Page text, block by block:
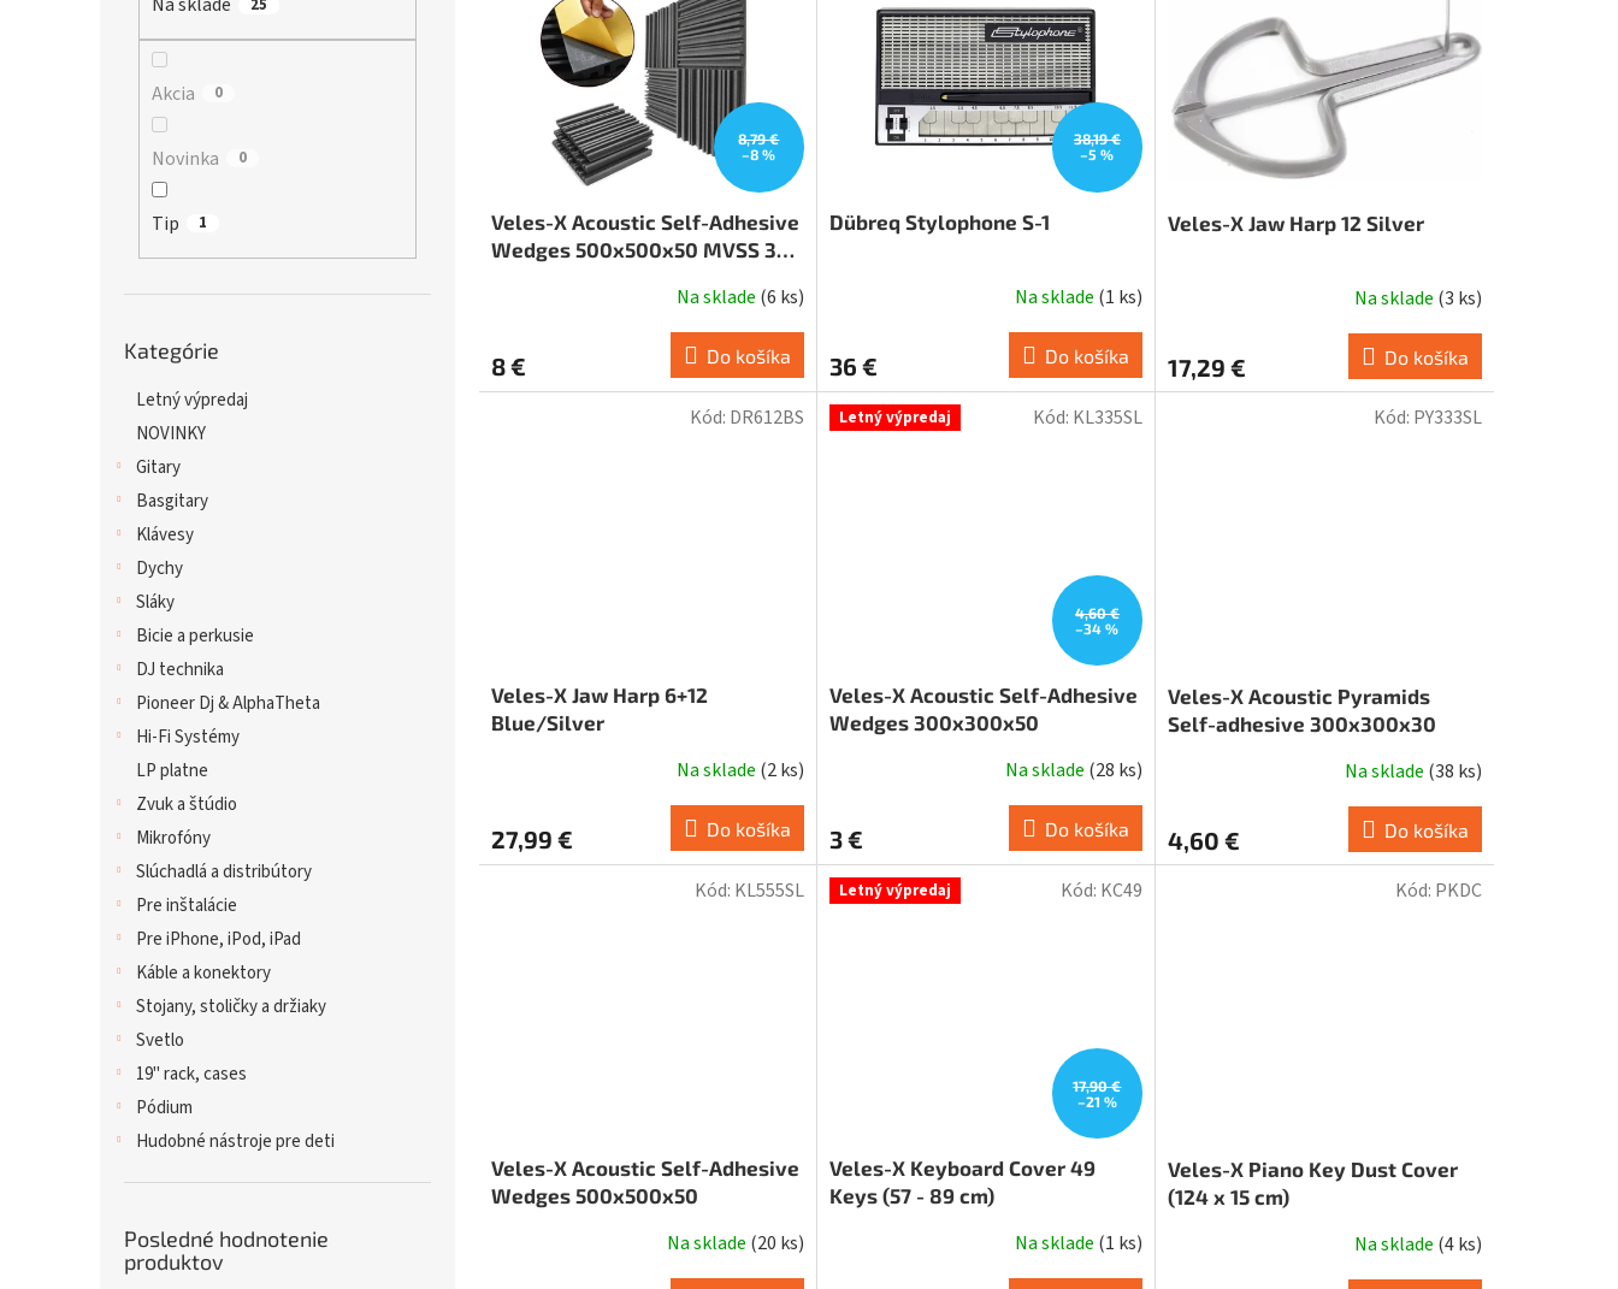
25
Akcia 0
Novinka 0
Tip 1
kategórie
Kategórie
Letný výpredaj
NOVINKY
Gitary
Basgitary
Klávesy
Dychy
Sláky
Bicie a perkusie
DJ technika
Pioneer Dj & AlphaTheta
Hi-Fi Systémy
LP platne
Zvuk a štúdio
Mikrofóny
Slúchadlá a distribútory
Pre inštalácie
Pre iPhone, iPod, iPad
Káble a konektory
Stojany, stoličky a držiaky
Svetlo
19" rack, cases
Pódium
Hudobné nástroje pre deti
Posledné hodnotenie
produktov
8,79 €
–8 %
Veles-X Acoustic Self-Adhesive
Wedges 500x500x50 MVSS 302
Na sklade (6 ks)
8 € Do košíka
38,19 €
–5 %
Dübreq Stylophone S-1
Na sklade (1 ks)
36 € Do košíka
Veles-X Jaw Harp 12 Silver
Na sklade (3 ks)
17,29 € Do košíka
Veles-X Jaw Harp 6+12
Blue/Silver
Na sklade (2 ks)
27,99 € Do košíka
Kód: DR612BS Letný výpredaj
4,60 €
–34 %
Veles-X Acoustic Self-Adhesive
Wedges 300x300x50
Na sklade (28 ks)
3 € Do košíka
Kód: KL335SL
Veles-X Acoustic Pyramids
Self-adhesive 300x300x30
Na sklade (38 ks)
4,60 € Do košíka
Kód: PY333SL
Veles-X Acoustic Self-Adhesive
Wedges 500x500x50
Na sklade (20 ks)
Kód: KL555SL Letný výpredaj
17,90 €
–21 %
Veles-X Keyboard Cover 49
Keys (57 - 89 cm)
Na sklade (1 ks)
Kód: KC49
Veles-X Piano Key Dust Cover
(124 x 15 cm)
Na sklade (4 ks)
Kód: PKDC